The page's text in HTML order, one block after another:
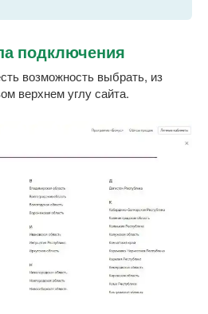
подключения
возможность выбрать, из
верхнем углу сайта.